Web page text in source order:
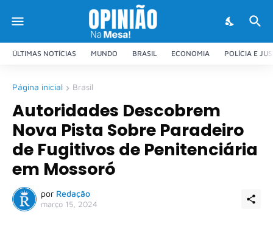
ÚLTIMAS NOTÍCIAS MUNDO BRASIL ECONOMIA POLÍCIA E
Página inicial Brasil
Autoridades Descobrem
Nova Pista Sobre Paradeiro
de Fugitivos de Penitenciária
em Mossoró
por Redação
março 15, 2024